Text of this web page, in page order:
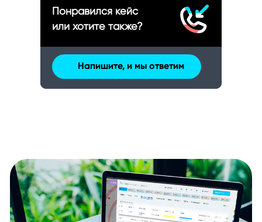
Понравился кейс
или хотите также?
Напишите, и мы ответим